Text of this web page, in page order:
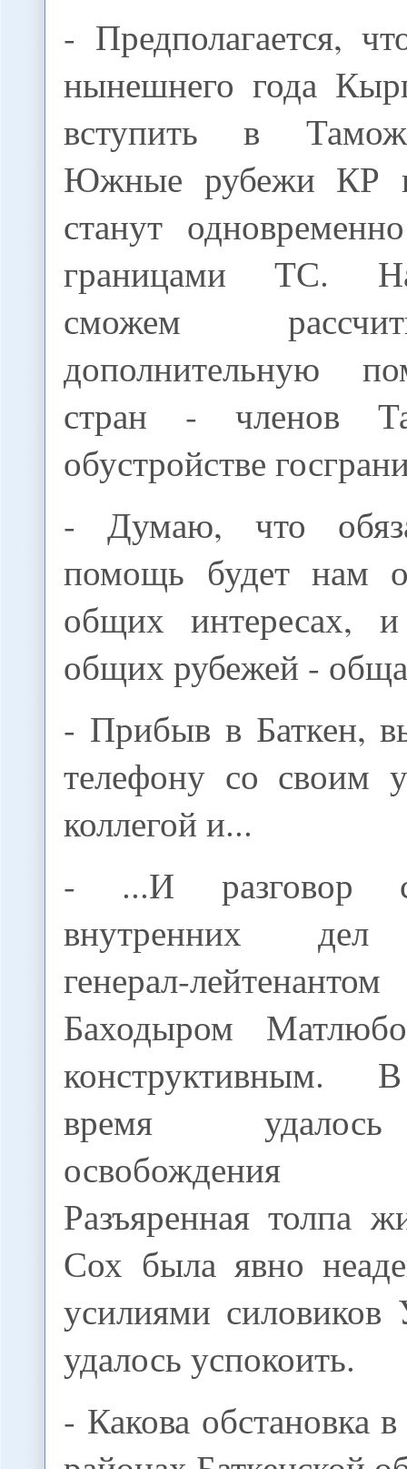
- Предполагается,
нынешнего года
вступить в
Южные рубежи КР
станут
границами ТС.
сможем
дополнительную
стран - членов
обустройстве
- Думаю, что
помощь будет нам
общих интересах, и
общих рубежей -
- Прибыв в Баткен,
телефону со своим
коллегой и...
- ...И разговор
внутренних дел
генерал-
Баходыром
конструктивным.
время
освобождения
Разъяренная толпа
Сох была явно
усилиями силовиков
удалось успокоить.
- Какова обстановка